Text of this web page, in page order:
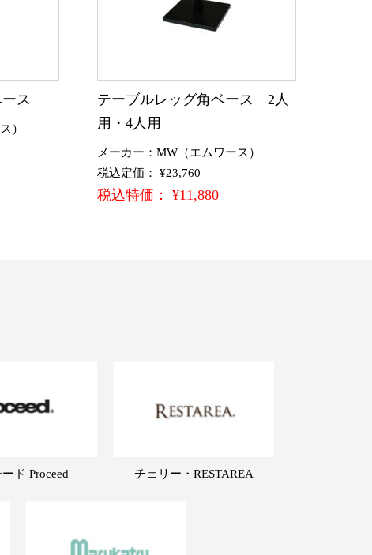
ス
）
テーブルレッグ角ベース 2人
用・4人用
メーカー：MW（エムワース）
税込定価： ¥23,760
税込特価： ¥11,880
ド Proceed チェリー・RESTAREA